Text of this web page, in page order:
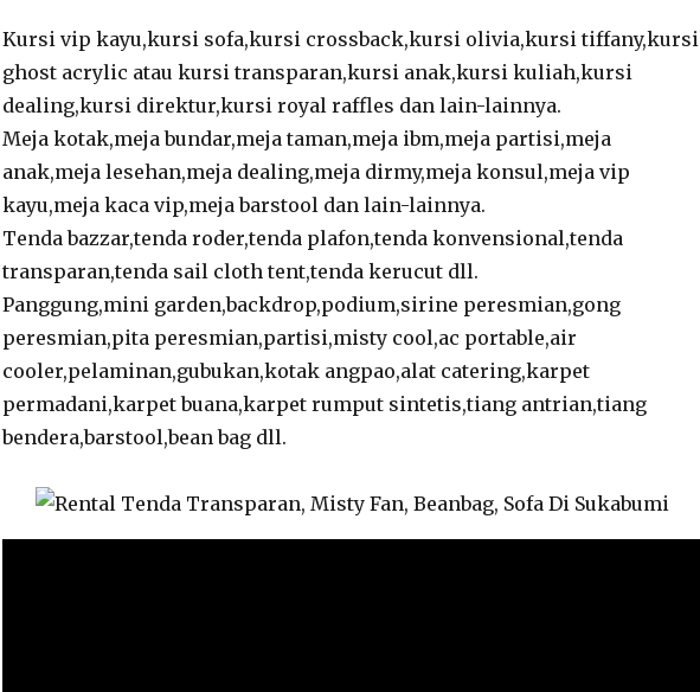
Kursi vip kayu,kursi sofa,kursi crossback,kursi olivia,kursi tiffany,kursi
ghost acrylic atau kursi transparan,kursi anak,kursi kuliah,kursi
dealing,kursi direktur,kursi royal raffles dan lain-lainnya.
Meja kotak,meja bundar,meja taman,meja ibm,meja partisi,meja
anak,meja lesehan,meja dealing,meja dirmy,meja konsul,meja vip
kayu,meja kaca vip,meja barstool dan lain-lainnya.
Tenda bazzar,tenda roder,tenda plafon,tenda konvensional,tenda
transparan,tenda sail cloth tent,tenda kerucut dll.
Panggung,mini garden,backdrop,podium,sirine peresmian,gong
peresmian,pita peresmian,partisi,misty cool,ac portable,air
cooler,pelaminan,gubukan,kotak angpao,alat catering,karpet
permadani,karpet buana,karpet rumput sintetis,tiang antrian,tiang
bendera,barstool,bean bag dll.